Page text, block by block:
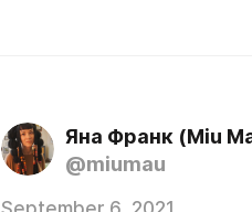
Яна Франк (Miu
@miumau